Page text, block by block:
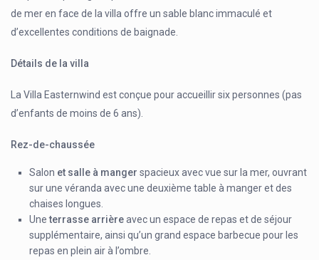
de mer en face de la villa offre un sable blanc immaculé et
d’excellentes conditions de baignade.
Détails de la villa
La Villa Easternwind est conçue pour accueillir six personnes (pas
d’enfants de moins de 6 ans).
Rez-de-chaussée
Salon et salle à manger spacieux avec vue sur la mer, ouvrant
sur une véranda avec une deuxième table à manger et des
chaises longues.
Uneterrasse arrièreavec un espace de repas et de séjour
supplémentaire, ainsi qu’un grand espace barbecue pour les
repas en plein air à l’ombre.